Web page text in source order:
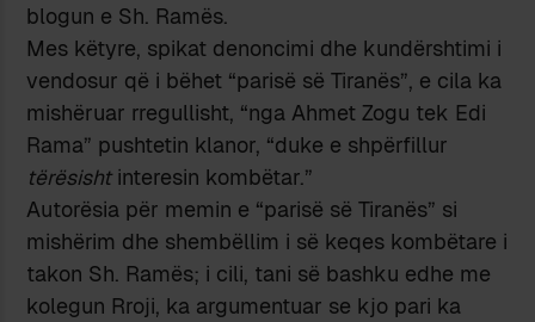
blogun e Sh. Ramës.
Mes këtyre, spikat denoncimi dhe kundërshtimi i
vendosur që i bëhet “parisë së Tiranës”, e cila ka
mishëruar rregullisht, “nga Ahmet Zogu tek Edi
Rama” pushtetin klanor, “duke e shpërfillur
tërësishtinteresin kombëtar.”
Autorësia për memin e “parisë së Tiranës” si
mishërim dhe shembëllim i së keqes kombëtare i
takon Sh. Ramës; i cili, tani së bashku edhe me
kolegun Rroji, ka argumentuar se kjo pari ka